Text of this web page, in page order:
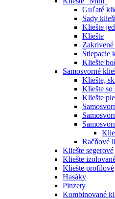
Guľaté
Sady
Kliešte
Kliešte
Štiepacie
Kliešte
Samosvorné
Kliešte,
Kliešte
Kliešte
Račňové
Kliešte segerové
Kliešte
Kliešte profilové
Hasáky
Pinzety
Kombinované